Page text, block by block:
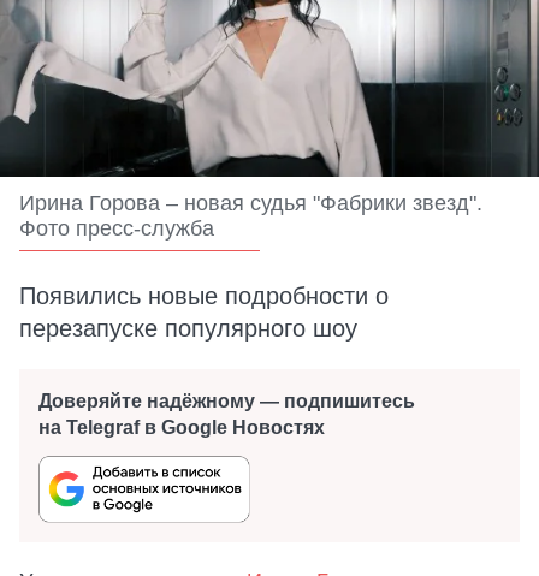
Ирина Горова – новая судья "Фабрики звезд".
Фото пресс-служба
Появились новые подробности о
перезапуске популярного шоу
Доверяйте надёжному — подпишитесь
на Telegraf в Google Новостях